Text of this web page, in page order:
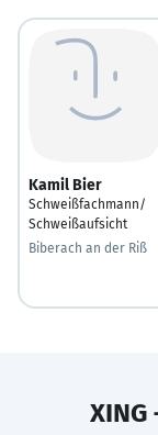
Kamil Bier
Schweißfachmann/
Schweißaufsicht
Biberach an der Riß